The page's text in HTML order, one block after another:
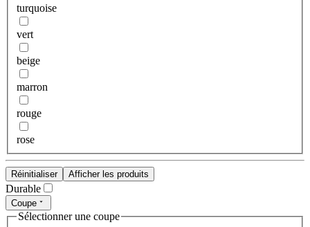
turquoise
vert
beige
marron
rouge
rose
Réinitialiser Afficher les produits
Durable
Coupe
Sélectionner une coupe